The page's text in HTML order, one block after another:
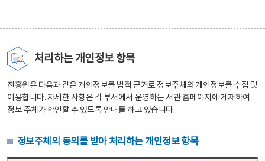
처리하는 개인정보 항목
진흥원은 다음과 같은 개인정보를 법적 근거로 정보주체의 개인정보를 수집 및
이용합니다. 자세한 사항은 각 부서에서 운영하는 서관 홈페이지에 게재하여
정보 주체가 확인할 수 있도록 안내를 하고 있습니다.
정보주체의 동의를 받아 처리하는 개인정보 항목